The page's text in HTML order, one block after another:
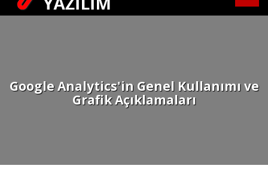
Google Analytics'in Genel Kullanımı ve
Grafik Açıklamaları